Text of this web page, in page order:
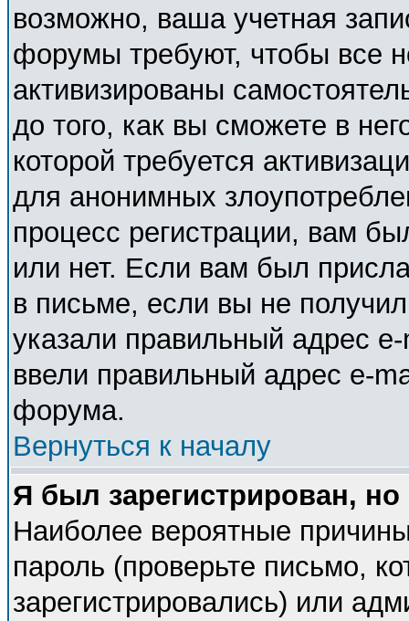
возможно, ваша учетная
форумы требуют, чтобы все
активизированы
до того, как вы сможете в
которой требуется
для анонимных
процесс регистрации, вам
или нет. Если вам был
в письме, если вы не
указали правильный адрес
ввели правильный адрес e-
форума.
Вернуться к началу
Я был зарегистрирован,
Наиболее вероятные
пароль (проверьте письмо,
зарегистрировались) или